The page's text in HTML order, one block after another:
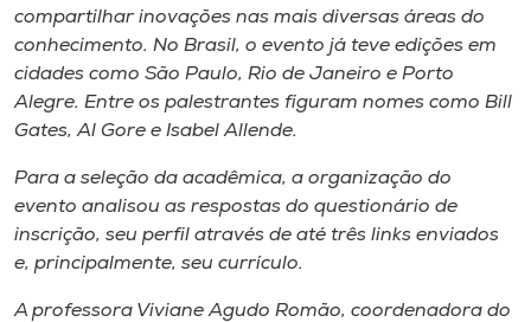
Editora
Rádio
Unoesc
Store
compartilhar inovações nas mais diversas áreas do
conhecimento. No Brasil, o evento já teve edições em
cidades como São Paulo, Rio de Janeiro e Porto
Alegre. Entre os palestrantes figuram nomes como Bill
Gates, Al Gore e Isabel Allende.
Para a seleção da acadêmica, a organização do
evento analisou as respostas do questionário de
inscrição, seu perfil através de até três links enviados
e, principalmente, seu currículo.
A professora Viviane Agudo Romão, coordenadora do